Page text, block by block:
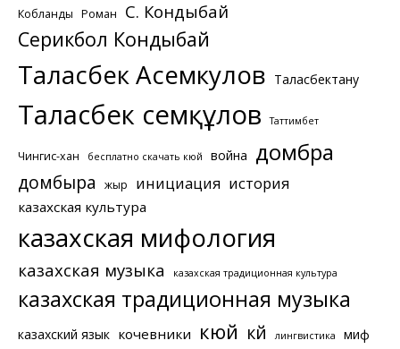
Кобланды Роман С. Кондыбай
Серикбол Кондыбай
Таласбек Асемкулов Таласбектану
Таласбек Әсемқұлов Таттимбет
Чингис-хан бесплатно скачать кюй война домбра
домбыра жыр инициация история
казахская культура
казахская мифология
казахская музыка казахская традиционная культура
казахская традиционная музыка
казахский язык кочевники кюй күй лингвистика миф